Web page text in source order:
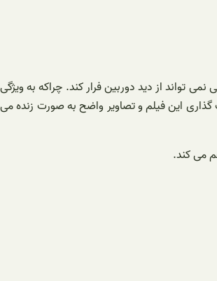
کسی نمی تواند از دید دوربین فرار کند. چراکه به ویژگی
حرکت اتوترک دارای کیفیت تصویر ۲ مکاپیکسل است که قادر به اشتراک گذاری این فیلم و تصاویر واضح به صورت زنده می